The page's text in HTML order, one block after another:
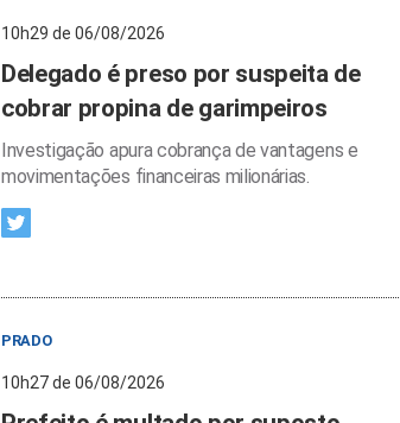
10h29 de 06/08/2026
Delegado é preso por suspeita de
cobrar propina de garimpeiros
Investigação apura cobrança de vantagens e
movimentações financeiras milionárias.
PRADO
10h27 de 06/08/2026